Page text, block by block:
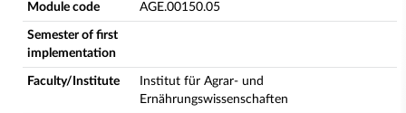
Module code AGE.00150.05
Semester of first
implementation
Faculty/Institute
Institut für Agrar- und
Ernährungswissenschaften